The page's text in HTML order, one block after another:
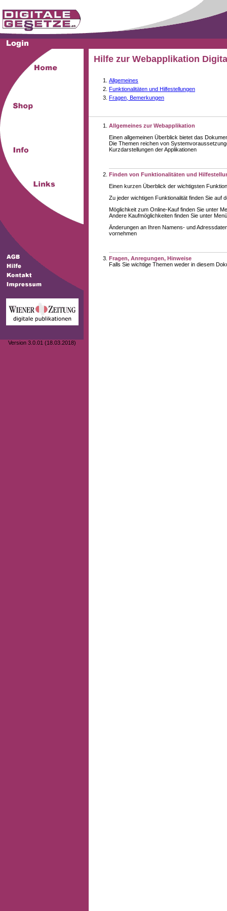
Version 3.0.01 (18.03.2018)
Hilfe zur Webapplikation
Allgemeines
Funktionalitäten und Hilfestellungen
Fragen, Bemerkungen
Allgemeines zur Webapplikation
Einen allgemeinen Überblick bietet das
Die Themen reichen von
Kurzdarstellungen der Applikationen
Finden von Funktionalitäten und
Einen kurzen Überblick der wichtigsten
Zu jeder wichtigen Funktionalität finden Sie auf
Möglichkeit zum Online-Kauf finden Sie unter
Andere Kaufmöglichkeiten finden Sie unter
Änderungen an Ihren Namens- und
vornehmen
Fragen, Anregungen, Hinweise
Falls Sie wichtige Themen weder in diesem